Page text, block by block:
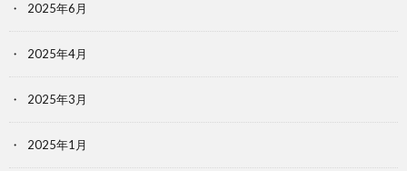
2025年6月
2025年4月
2025年3月
2025年1月